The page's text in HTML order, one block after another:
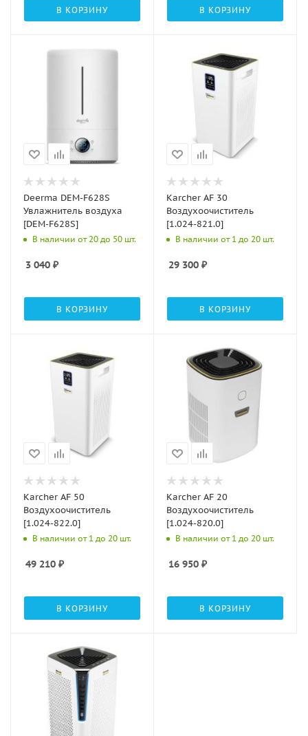
В КОРЗИНУ В КОРЗИНУ
Deerma DEM-F628S
Увлажнитель воздуха
[DEM-F628S]
В наличии от 20 до 50 шт.
3 040 ₽
В КОРЗИНУ
Karcher AF 30
Воздухоочиститель
[1.024-821.0]
В наличии от 1 до 20 шт.
29 300 ₽
В КОРЗИНУ
Karcher AF 50
Воздухоочиститель
[1.024-822.0]
В наличии от 1 до 20 шт.
49 210 ₽
В КОРЗИНУ
Karcher AF 20
Воздухоочиститель
[1.024-820.0]
В наличии от 1 до 20 шт.
16 950 ₽
В КОРЗИНУ